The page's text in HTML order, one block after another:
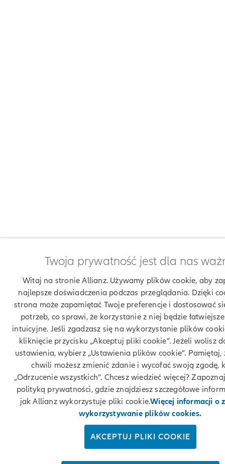
Twoja prywatność jest dla nas
Witaj na stronie Allianz. Używamy plików cookie, aby
najlepsze doświadczenia podczas przeglądania. Dzięki
strona może zapamiętać Twoje preferencje i dostosować
potrzeb, co sprawi, że korzystanie z niej będzie
intuicyjne. Jeśli zgadzasz się na wykorzystanie plików
kliknięcie przycisku „Akceptuj pliki cookie”. Jeżeli wolisz
ustawienia, wybierz „Ustawienia plików cookie”. Pamiętaj,
chwili możesz zmienić zdanie i wycofać swoją zgodę,
„Odrzucenie wszystkich”. Chcesz wiedzieć więcej?
polityką prywatności, gdzie znajdziesz szczegółowe
jak Allianz wykorzystuje pliki cookie.Więcej informacji o
wykorzystywanie plików cookies.
AKCEPTUJ PLIKI COOKIE